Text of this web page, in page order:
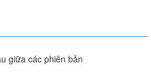
giữa các phiên bản